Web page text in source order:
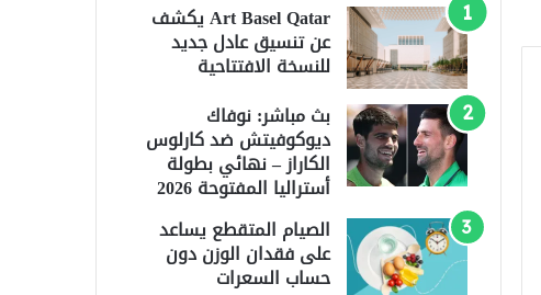
Art Basel Qatar يكشف
عن تنسيق عادل جديد
للنسخة الافتتاحية
بث مباشر: نوفاك
ديوكوفيتش ضد كارلوس
الكاراز – نهائي بطولة
أستراليا المفتوحة 2026
الصيام المتقطع يساعد
على فقدان الوزن دون
حساب السعرات